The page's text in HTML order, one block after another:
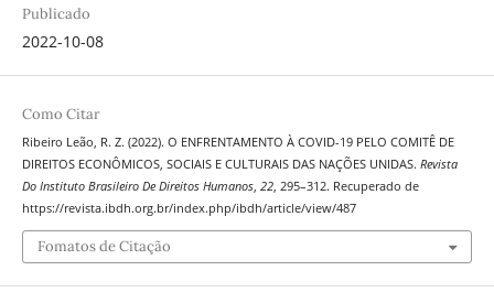
Publicado
2022-10-08
Como Citar
Ribeiro Leão, R. Z. (2022). O ENFRENTAMENTO À COVID-19 PELO COMITÊ DE
DIREITOS ECONÔMICOS, SOCIAIS E CULTURAIS DAS NAÇÕES UNIDAS. Revista
Do Instituto Brasileiro De Direitos Humanos, 22, 295–312. Recuperado de
https://revista.ibdh.org.br/index.php/ibdh/article/view/487
Fomatos de Citação